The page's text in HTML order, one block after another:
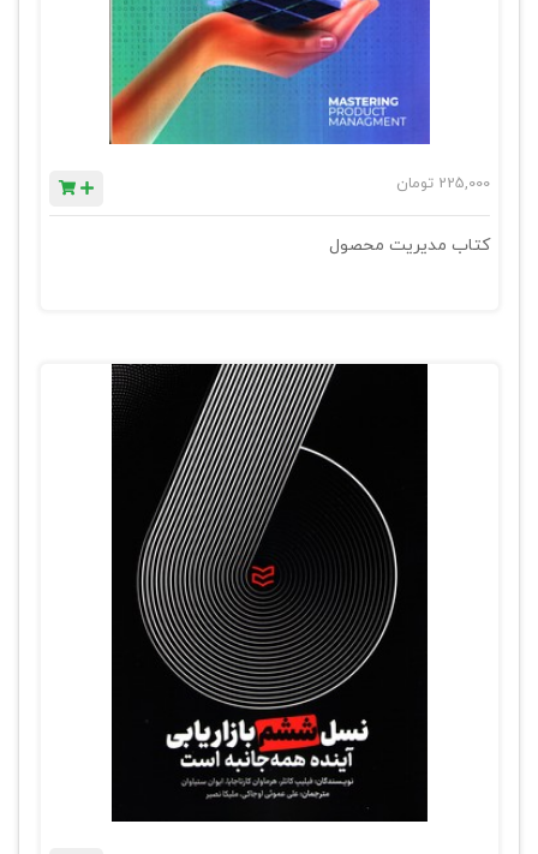
225,000 تومان
کتاب مدیریت محصول